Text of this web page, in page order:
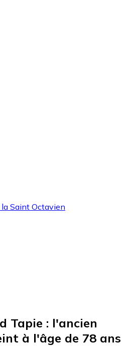
Saint Octavien
Tapie : l'ancien
à l'âge de 78 ans